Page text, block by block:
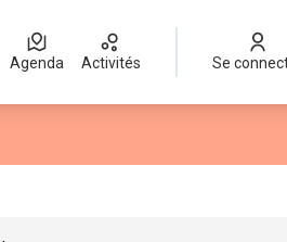
Agenda Activités Se